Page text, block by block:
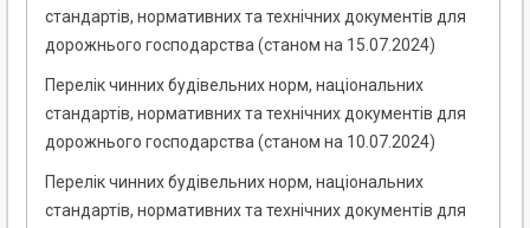
стандартів, нормативних та технічних документів для
дорожнього господарства (станом на 15.07.2024)
Перелік чинних будівельних норм, національних
стандартів, нормативних та технічних документів для
дорожнього господарства (станом на 10.07.2024)
Перелік чинних будівельних норм, національних
стандартів, нормативних та технічних документів для